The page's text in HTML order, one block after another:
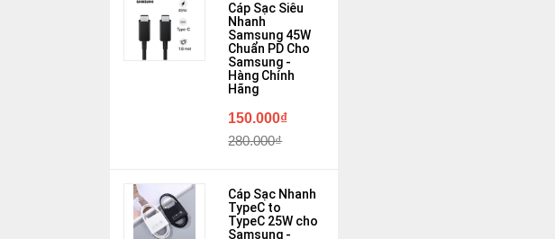
Cáp Sạc Siêu
Nhanh
Samsung 45W
Chuẩn PD Cho
Samsung -
Hàng Chính
Hãng
150.000₫
280.000₫
Cáp Sạc Nhanh
TypeC to
TypeC 25W cho
Samsung -